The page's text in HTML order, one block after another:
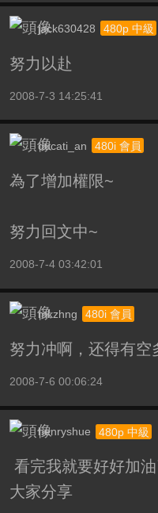
jack630428 480p 中級
努力以赴
2008-7-3 14:25:41
ducati_an 480i 會員
為了增加權限~
努力回文中~
2008-7-4 03:42:01
mkzhng 480i 會員
努力冲啊，还得有空
2008-7-6 00:06:24
henryshue 480p 中級
看完我就要好好加
大家分享